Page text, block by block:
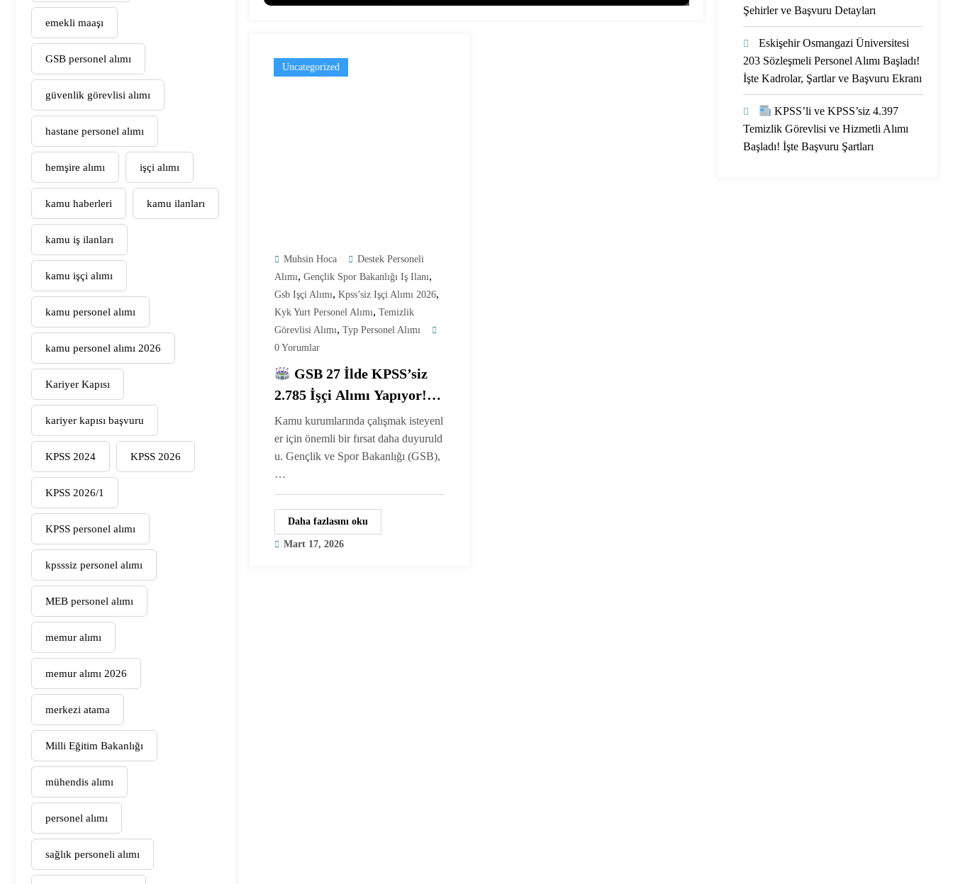
emekli maaşı
GSB personel alımı
güvenlik görevlisi alımı
hastane personel alımı
hemşire alımı işçi alımı
kamu haberleri kamu ilanları
kamu iş ilanları
kamu işçi alımı
kamu personel alımı
kamu personel alımı 2026
Kariyer Kapısı
kariyer kapısı başvuru
KPSS 2024 KPSS 2026
KPSS 2026/1
KPSS personel alımı
kpsssiz personel alımı
MEB personel alımı
memur alımı
memur alımı 2026
merkezi atama
Milli Eğitim Bakanlığı
mühendis alımı
personel alımı
sağlık personeli alımı
Uncategorized
Muhsin Hoca
Destek Personeli
Alımı, Gençlik Spor Bakanlığı Iş Ilanı,
Gsb Işçi Alımı, Kpss’siz Işçi Alımı 2026,
Kyk Yurt Personel Alımı, Temizlik
Görevlisi Alımı, Typ Personel Alımı
0 Yorumlar
GSB 27 İlde KPSS’siz
2.785 İşçi Alımı Yapıyor!
KYK Yurtlarına Personel
Alınacak
Kamu kurumlarında çalışmak isteyenl
er için önemli bir fırsat daha duyuruld
u. Gençlik ve Spor Bakanlığı (GSB),
…
Daha fazlasını oku
Mart 17, 2026
Şehirler ve Başvuru Detayları
Eskişehir Osmangazi Üniversitesi
203 Sözleşmeli Personel Alımı Başladı!
İşte Kadrolar, Şartlar ve Başvuru Ekranı
KPSS’li ve KPSS’siz 4.397
Temizlik Görevlisi ve Hizmetli Alımı
Başladı! İşte Başvuru Şartları